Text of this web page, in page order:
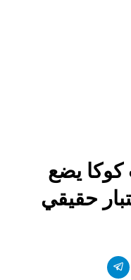
كوكا يضع
حقيقي